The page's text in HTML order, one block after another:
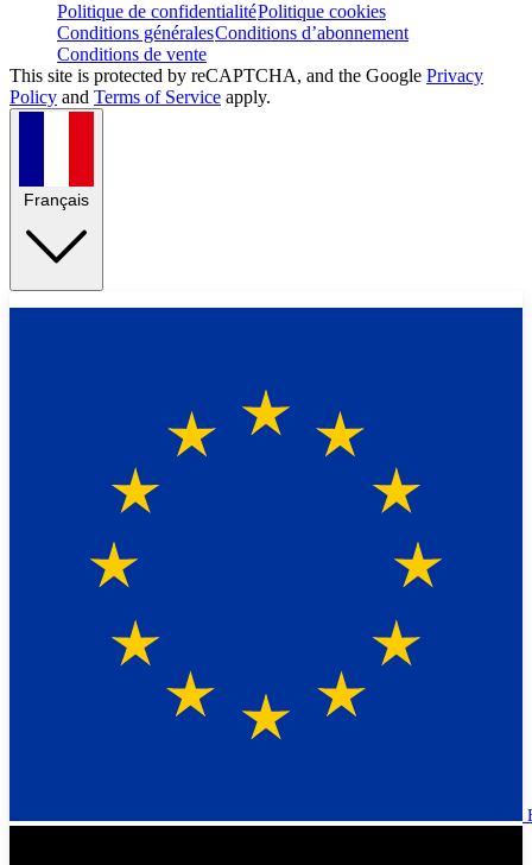
Politique de confidentialitéPolitique cookies
Conditions généralesConditions d’abonnement
Conditions de vente
This site is protected by reCAPTCHA, and the Google Privacy
Policy and Terms of Service apply.
Français